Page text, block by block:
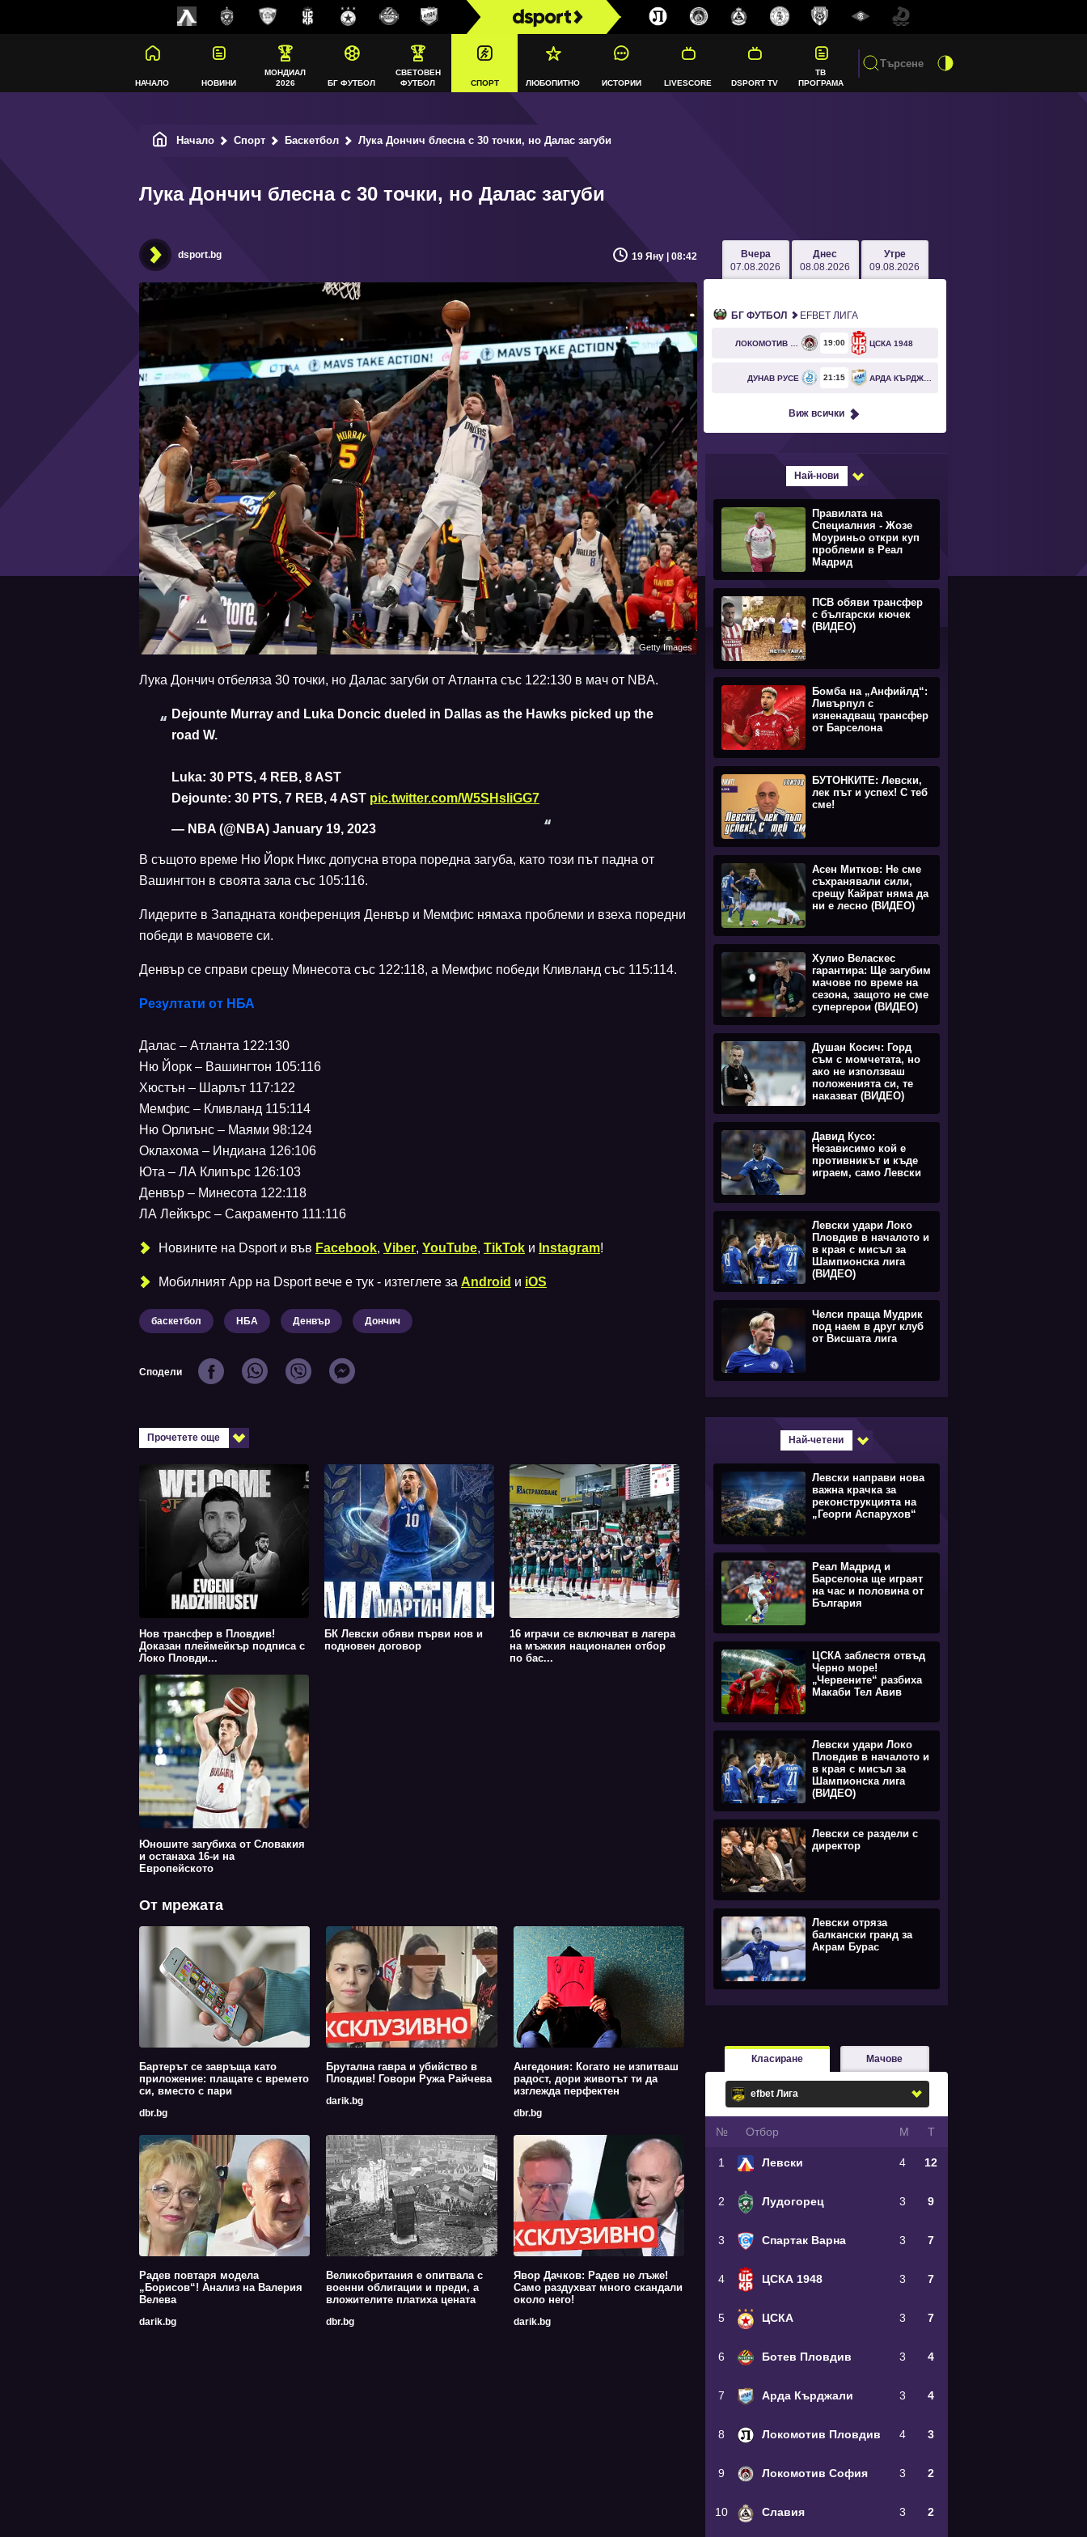
НАЧАЛО НОВИНИ
МОНДИАЛ
2026
БГ ФУТБОЛ
СВЕТОВЕН
ФУТБОЛ
СПОРТ ЛЮБОПИТНО ИСТОРИИ LIVESCORE DSPORT TV
ТВ
ПРОГРАМА
Начало Спорт Баскетбол Лука Дончич блесна с 30 точки, но Далас загуби
Лука Дончич блесна с 30 точки, но Далас загуби
dsport.bg 19 Яну | 08:42
Getty Images
Лука Дончич отбеляза 30 точки, но Далас загуби от Атланта със 122:130 в мач от NBA.
Dejounte Murray and Luka Doncic dueled in Dallas as the Hawks picked up the
road W.
Luka: 30 PTS, 4 REB, 8 AST
Dejounte: 30 PTS, 7 REB, 4 AST pic.twitter.com/W5SHsIiGG7
— NBA (@NBA) January 19, 2023
В същото време Ню Йорк Никс допусна втора поредна загуба, като този път падна от
Вашингтон в своята зала със 105:116.
Лидерите в Западната конференция Денвър и Мемфис нямаха проблеми и взеха поредни
победи в мачовете си.
Денвър се справи срещу Минесота със 122:118, а Мемфис победи Кливланд със 115:114.
Резултати от НБА
Далас – Атланта 122:130
Ню Йорк – Вашингтон 105:116
Хюстън – Шарлът 117:122
Мемфис – Кливланд 115:114
Ню Орлиънс – Маями 98:124
Оклахома – Индиана 126:106
Юта – ЛА Клипърс 126:103
Денвър – Минесота 122:118
ЛА Лейкърс – Сакраменто 111:116
Новините на Dsport и във Facebook, Viber, YouTube, TikTok и Instagram!
Мобилният Аpp на Dsport вече е тук - изтеглете за Android и iOS
баскетбол НБА Денвър Дончич
Сподели
Прочетете още
Нов трансфер в Пловдив!
Доказан плеймейкър подписа с
Локо Пловди...
БК Левски обяви първи нов и
подновен договор
16 играчи се включват в лагера
на мъжкия национален отбор
по бас...
Юношите загубиха от Словакия
и останаха 16-и на
Европейското
От мрежата
Бартерът се завръща като
приложение: плащате с времето
си, вместо с пари
dbr.bg
Брутална гавра и убийство в
Пловдив! Говори Ружа Райчева
darik.bg
Ангедония: Когато не изпитваш
радост, дори животът ти да
изглежда перфектен
dbr.bg
Радев повтаря модела
„Борисов“! Анализ на Валерия
Велева
darik.bg
Великобритания е опитвала с
военни облигации и преди, а
вложителите платиха цената
dbr.bg
Явор Дачков: Радев не лъже!
Само раздухват много скандали
около него!
darik.bg
Вчера
07.08.2026
Днес
08.08.2026
Утре
09.08.2026
БГ ФУТБОЛ EFBET ЛИГА
19 00 ЦСКА 1948
ДУНАВ РУСЕ 21 15
Виж всички
Най-нови
Правилата на
Специалния - Жозе
Моуриньо откри куп
проблеми в Реал
Мадрид
ПСВ обяви трансфер
с български кючек
(ВИДЕО)
Бомба на „Анфийлд“:
Ливърпул с
изненадващ трансфер
от Барселона
БУТОНКИТЕ: Левски,
лек път и успех! С теб
сме!
Асен Митков: Не сме
съхранявали сили,
срещу Кайрат няма да
ни е лесно (ВИДЕО)
Хулио Веласкес
гарантира: Ще загубим
мачове по време на
сезона, защото не сме
супергерои (ВИДЕО)
Душан Косич: Горд
съм с момчетата, но
ако не използваш
положенията си, те
наказват (ВИДЕО)
Давид Кусо:
Независимо кой е
противникът и къде
играем, само Левски
Левски удари Локо
Пловдив в началото и
в края с мисъл за
Шампионска лига
(ВИДЕО)
Челси праща Мудрик
под наем в друг клуб
от Висшата лига
Най-четени
Левски направи нова
важна крачка за
реконструкцията на
„Георги Аспарухов“
Реал Мадрид и
Барселона ще играят
на час и половина от
България
ЦСКА заблестя отвъд
Черно море!
„Червените“ разбиха
Макаби Тел Авив
Левски удари Локо
Пловдив в началото и
в края с мисъл за
Шампионска лига
(ВИДЕО)
Левски се раздели с
директор
Левски отряза
балкански гранд за
Акрам Бурас
Класиране Мачове
№ Oтбор М Т
1 Левски 4 12
2 Лудогорец 3 9
3 Спартак Варна 3 7
4 ЦСКА 1948 3 7
5 ЦСКА 3 7
6 Ботев Пловдив 3 4
7 Арда Кърджали 3 4
8 Локомотив Пловдив 4 3
9 Локомотив София 3 2
10 Славия 3 2